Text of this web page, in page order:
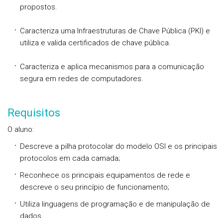
propostos.
Caracteriza uma Infraestruturas de Chave Pública (PKI) e
utiliza e valida certificados de chave pública.
Caracteriza e aplica mecanismos para a comunicação
segura em redes de computadores.
Requisitos
O aluno:
Descreve a pilha protocolar do modelo OSI e os principais
protocolos em cada camada;
Reconhece os principais equipamentos de rede e
descreve o seu princípio de funcionamento;
Utiliza linguagens de programação e de manipulação de
dados.